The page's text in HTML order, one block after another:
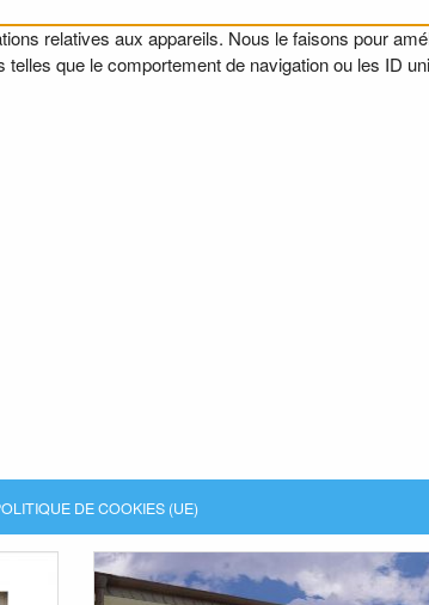
relatives aux appareils. Nous le faisons pour
que le comportement de navigation ou les ID
DE COOKIES (UE)